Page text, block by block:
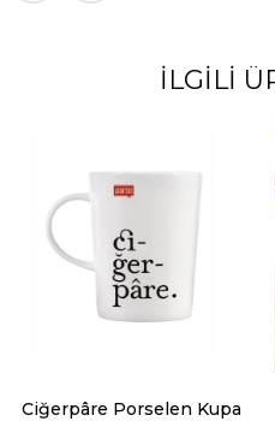
Ciğerpâre Porselen Kupa